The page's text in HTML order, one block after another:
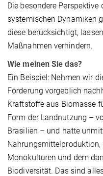
Die besondere
systemischen Dynamiken
diese berücksichtigt,
Maßnahmen verhindern.
Wie meinen Sie das?
Ein Beispiel: Nehmen wir
Förderung vorgeblich
Kraftstoffe aus Biomasse
Form der Landnutzung –
Brasilien – und hatte
Nahrungsmittelproduktion,
Monokulturen und dem
Biodiversität. Das sind